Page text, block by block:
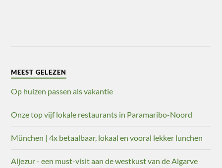
MEEST GELEZEN
Op huizen passen als vakantie
Onze top vijf lokale restaurants in Paramaribo-Noord
München | 4x betaalbaar, lokaal en vooral lekker lunchen
Aljezur - een must-visit aan de westkust van de Algarve